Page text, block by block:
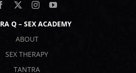
Q – SEX ACADEMY
ABOUT
SEX THERAPY
TANTRA